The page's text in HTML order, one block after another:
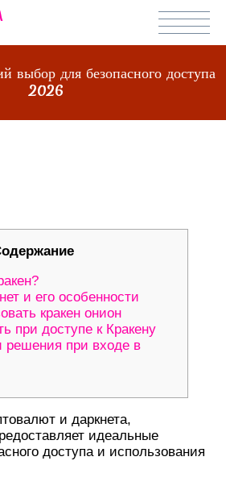
для безопасного доступа
2026
и его особенности
кракен онион
при доступе к Кракену
при входе в
и даркнета,
идеальные
доступа и использования